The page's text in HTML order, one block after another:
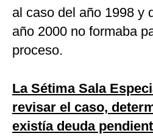
al caso del año 1998 y
año 2000 no formaba
proceso.
La Sétima Sala
revisar el caso,
existía deuda